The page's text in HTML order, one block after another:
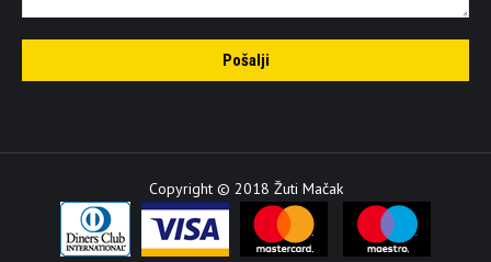
Copyright © 2018 Žuti Mačak